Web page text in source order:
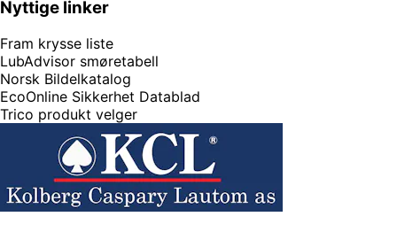
Nyttige linker
Fram krysse liste
LubAdvisor smøretabell
Norsk Bildelkatalog
EcoOnline Sikkerhet Datablad
Trico produkt velger